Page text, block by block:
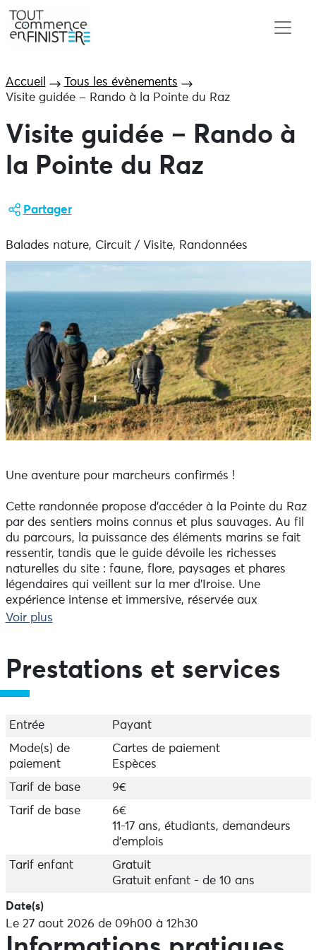
Accueil
Tous les évènements
Visite guidée – Rando à la Pointe du Raz
Visite guidée – Rando à
la Pointe du Raz
Partager
Balades nature, Circuit / Visite, Randonnées
Une aventure pour marcheurs confirmés !
Cette randonnée propose d’accéder à la Pointe du Raz
par des sentiers moins connus et plus sauvages. Au fil
du parcours, la puissance des éléments marins se fait
ressentir, tandis que le guide dévoile les richesses
naturelles du site : faune, flore, paysages et phares
légendaires qui veillent sur la mer d’Iroise. Une
expérience intense et immersive, réservée aux
marcheurs habitués, pour vivre pleinement l’esprit du
Départ de Lescoff à Plogoff - Durée 3h30 - 9 km
Les jeudis à 9h.
Sur réservation auprès de la Maison de site ou de
l'Office de Tourisme du Cap-Sizun à Audierne.
Voir plus
Prestations et services
Entrée
Payant
Mode(s) de
paiement
Cartes de paiement
Espèces
Tarif de base
9€
Tarif de base
6€
11-17 ans, étudiants, demandeurs
d'emplois
Tarif enfant
Gratuit
Gratuit enfant - de 10 ans
Date(s)
Le 27 aout 2026 de 09h00 à 12h30